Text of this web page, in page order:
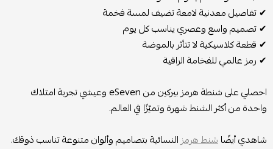
✔ تفاصيل معدنية لامعة تضيف لمسة فخمة
✔ تصميم واسع وعصري يناسب كل يوم
✔ قطعة كلاسيكية لا تتأثر بالموضة
✔ رمز عالمي للفخامة الراقية
احصلي على شنطة هرمز بيركين من eSeven وعيشي تجربة امتلاك
واحدة من أكثر الشنط شهرة وتميّزًا في العالم.
شاهدي أيضًاشنط هرمزالنسائية بتصاميم وألوان متنوعة تناسب ذوقك.